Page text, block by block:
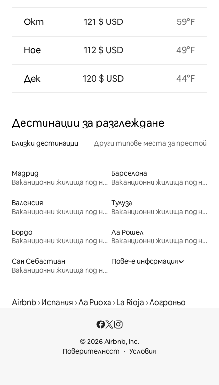
Окт
Ное
Дек
121 $ USD
112 $ USD
120 $ USD
59°F
49°F
44°F
Дестинации за разглеждане
Близки дестинации Други типове места за престой
Мадрид
Ваканционни жилища под наем
Барселона
Ваканционни жилища под наем
Валенсия
Ваканционни жилища под наем
Тулуза
Ваканционни жилища под наем
Бордо
Ваканционни жилища под наем
Ла Рошел
Ваканционни жилища под наем
Сан Себастиан
Ваканционни жилища под наем
Повече информация
Airbnb Испания Ла Риоха La Rioja Логроньо
© 2026 Airbnb, Inc.
Поверителност
Условия